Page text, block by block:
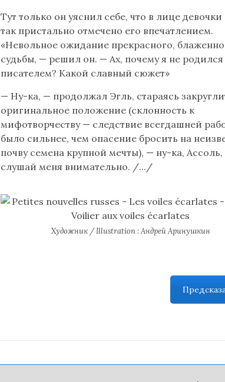
Тут только он уяснил себе, что в лице
так пристально отмечено его впечатлением.
«Невольное ожидание прекрасного,
судьбы, — решил он. — Ах, почему я не родился
писателем? Какой славный сюжет»
— Ну-ка, — продолжал Эгль, стараясь
оригинальное положение (склонность к
мифотворчеству — следствие всегдашней
было сильнее, чем опасение бросить на
почву семена крупной мечты), — ну-ка, Ассоль,
слушай меня внимательно. /.../
Художник / Illustration : Андрей Аринушкин